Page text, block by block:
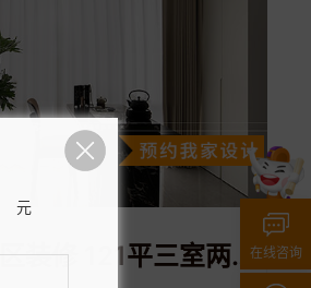
杭州杨乐府北区装修 121平三室两厅现代风格装修案例分享
元
在线咨询